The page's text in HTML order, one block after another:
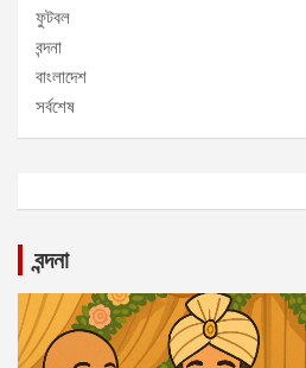
ফুটবল
বন্দনা
বাংলাদেশ
সর্বশেষ
বন্দনা